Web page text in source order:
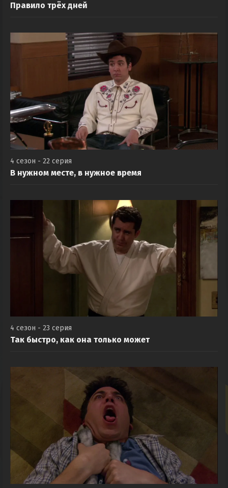
Правило трёх дней
4 сезон - 22 серия
В нужном месте, в нужное время
4 сезон - 23 серия
Так быстро, как она только может